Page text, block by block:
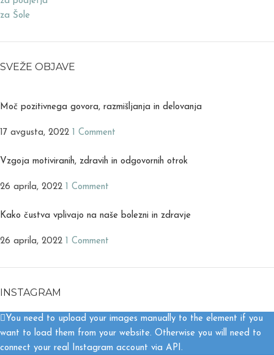
za Šole
SVEŽE OBJAVE
Moč pozitivnega govora, razmišljanja in delovanja
17 avgusta, 2022 1 Comment
Vzgoja motiviranih, zdravih in odgovornih otrok
26 aprila, 2022 1 Comment
Kako čustva vplivajo na naše bolezni in zdravje
26 aprila, 2022 1 Comment
INSTAGRAM
You need to upload your images manually to the element if you
want to load them from your website. Otherwise you will need to
connect your real Instagram account via API.